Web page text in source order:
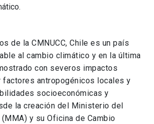
de la CMNUCC, Chile es un país
al cambio climático y en la última
con severos impactos
factores antropogénicos locales y
socioeconómicas y
la creación del Ministerio del
y su Oficina de Cambio